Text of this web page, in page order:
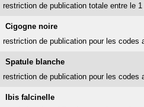
restriction de publication totale entre le
Cigogne noire
restriction de publication pour les codes
Spatule blanche
restriction de publication pour les codes
Ibis falcinelle